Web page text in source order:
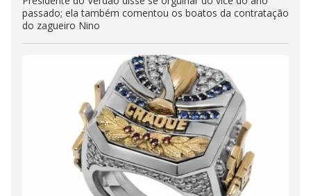
passado; ela também comentou os boatos da contratação
do zagueiro Nino